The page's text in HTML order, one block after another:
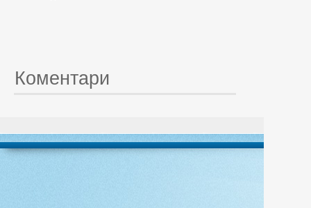
Коментари